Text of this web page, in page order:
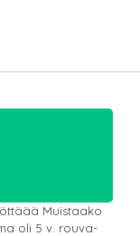
Muistaako
oli 5 v. rouva-